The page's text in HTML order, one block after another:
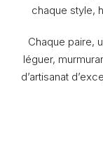
chaque style,
Chaque paire,
léguer,
d’artisanat